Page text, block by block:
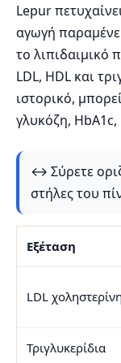
Lepur
αγωγή
το λιπιδαιμικό
LDL, HDL και
ιστορικό,
γλυκόζη, HbA1c,
↔️ Σύρετε
στήλες του
Εξέταση
LDL χοληστερίνη
Τριγλυκερίδια